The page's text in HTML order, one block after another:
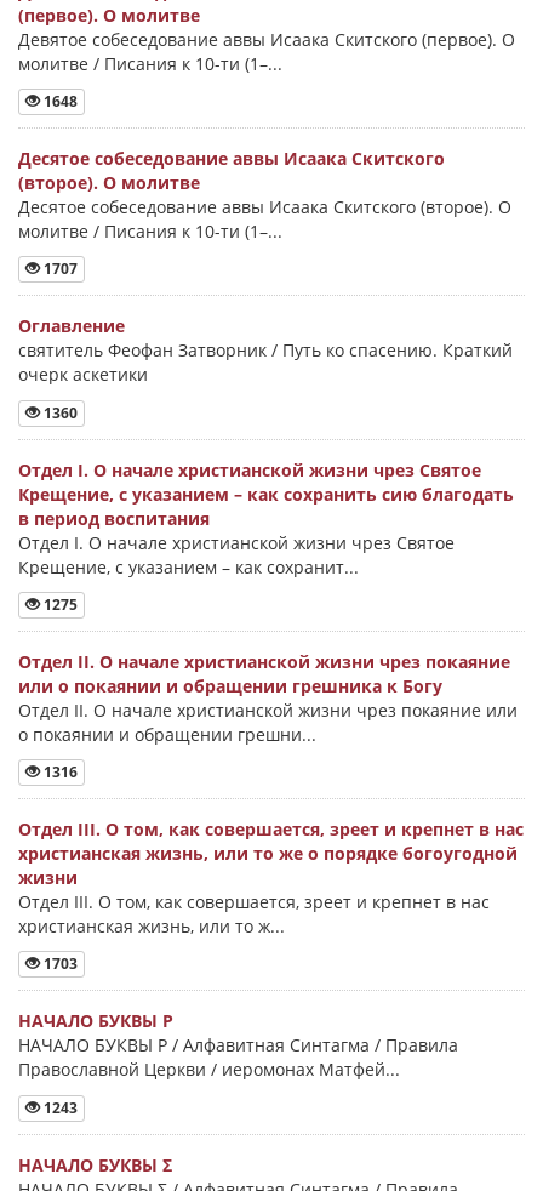
(первое). О молитве
Девятое собеседование аввы Исаака Скитского (первое). О
молитве / Писания к 10-ти (1–...
1648
Десятое собеседование аввы Исаака Скитского
(второе). О молитве
Десятое собеседование аввы Исаака Скитского (второе). О
молитве / Писания к 10-ти (1–...
1707
Оглавление
святитель Феофан Затворник / Путь ко спасению. Краткий
очерк аскетики
1360
Отдел I. О начале христианской жизни чрез Святое
Крещение, с указанием – как сохранить сию благодать
в период воспитания
Отдел I. О начале христианской жизни чрез Святое
Крещение, с указанием – как сохранит...
1275
Отдел II. О начале христианской жизни чрез покаяние
или о покаянии и обращении грешника к Богу
Отдел II. О начале христианской жизни чрез покаяние или
о покаянии и обращении грешни...
1316
Отдел III. О том, как совершается, зреет и крепнет в нас
христианская жизнь, или то же о порядке богоугодной
жизни
Отдел III. О том, как совершается, зреет и крепнет в нас
христианская жизнь, или то ж...
1703
НАЧАЛО БУКВЫ Ρ
НАЧАЛО БУКВЫ Ρ / Алфавитная Синтагма / Правила
Православной Церкви / иеромонах Матфей...
1243
НАЧАЛО БУКВЫ Σ